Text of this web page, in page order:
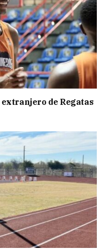
de Regatas